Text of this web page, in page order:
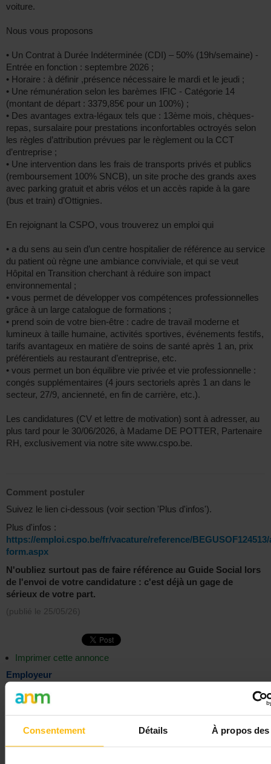
Consentement Détails À propos
voiture.
Nous vous proposons
• Un Contrat à Durée Indéterminée (CDI) – 50% (19h/semaine) -
Entrée en fonction : septembre 2026 ;
• Horaire : à définir ,présence nécessaire le mardi et le jeudi ;
• Une rémunération selon les barèmes IFIC - Catégorie 14
(montant de départ : 3379,85€ pour un 100%) ;
• Des avantages extra-légaux tels que : 13ème mois, chèques-
repas, sursalaire pour prestations inconfortables octroyés selon
les règles d’attribution prévues par le règlement ou la CCT
d’entreprise ;
• Une intervention dans les frais de transports privés et publics
(remboursement 100% SNCB), un site proche des grands axes
avec parking gratuit et abris vélos et un accès rapide à la gare
(bus et train) d’Ottignies.
En rejoignant la CSPO, vous trouverez un emploi qui
• a du sens au sein d’un centre hospitalier de référence au service
du patient où règne une ambiance conviviale, et qui se veut
Hôpital en Transition cherchant à réduire son impact
environnemental ;
• vous permet de développer vos compétences professionnelles
grâce à un large catalogue de formations ;
• prend soin de votre bien-être : cadre de travail moderne et
lumineux à taille humaine, activités sportives, événements festifs,
tarifs avantageux en matière de soins de santé après 1 an, prix
préférentiels au restaurant d’entreprise, etc.
• vous permet un bon équilibre vie privée et vie professionnelle :
congés supplémentaires (4 jours sectoriels après 1 an dans le
secteur, 27/9, ancienneté, en fin de carrière, etc.).
Les candidatures (CV et lettre de motivation) sont à adresser, au
plus tard pour le 30/06/2026, à Madame DE POTTER, Partenaire
RH, exclusivement via notre site www.cspo.be.
Comment postuler
Suivez le lien ci-dessous (voir section 'Plus d'infos').
Plus d'infos :
https://emploi.cspo.be/fr/vacature/reference/
form.aspx
N'oubliez surtout pas de faire référence au Guide Social lors
de l'envoi de votre candidature : c'est déjà un gage de
sérieux de votre part.
(publié le 25/05/26
Imprimer cette annonce
Employeur
Clinique Saint-Pierre Ottignies